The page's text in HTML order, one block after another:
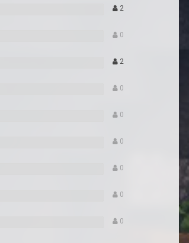
2
0
2
0
0
0
0
0
0